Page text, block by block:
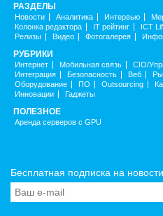
РАЗДЕЛЫ
Новости Аналитика Интервью
Колонка редактора
IT рейтинг ICT
Релизы
Видео Фотогалерея
РУБРИКИ
Интернет Мобильная связь CIO/
Интеграция
Безопасность Веб
Оборудование
ПО Outsourcing
Инновации
Гаджеты
ПОЛЕЗНОЕ
Аренда серверов с GPU
Бесплатная подписка на